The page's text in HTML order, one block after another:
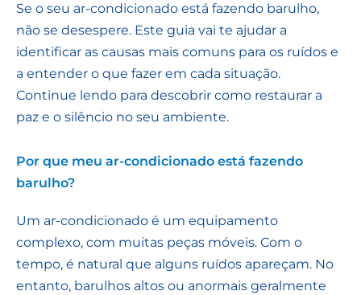
Se o seu ar-condicionado está fazendo barulho,
não se desespere. Este guia vai te ajudar a
identificar as causas mais comuns para os ruídos e
a entender o que fazer em cada situação.
Continue lendo para descobrir como restaurar a
paz e o silêncio no seu ambiente.
Por que meu ar-condicionado está fazendo
barulho?
Um ar-condicionado é um equipamento
complexo, com muitas peças móveis. Com o
tempo, é natural que alguns ruídos apareçam. No
entanto, barulhos altos ou anormais geralmente